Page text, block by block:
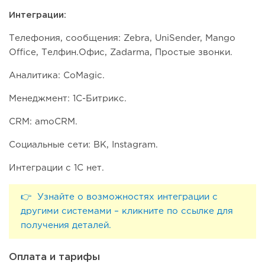
Интеграции:
Телефония, сообщения: Zebra, UniSender, Mango
Office, Телфин.Офис, Zadarma, Простые звонки.
Аналитика: CoMagic.
Менеджмент: 1С-Битрикс.
CRM: amoCRM.
Социальные сети: ВК, Instagram.
Интеграции с 1С нет.
👉 Узнайте о возможностях интеграции с
другими системами – кликните по ссылке для
получения деталей.
Оплата и тарифы